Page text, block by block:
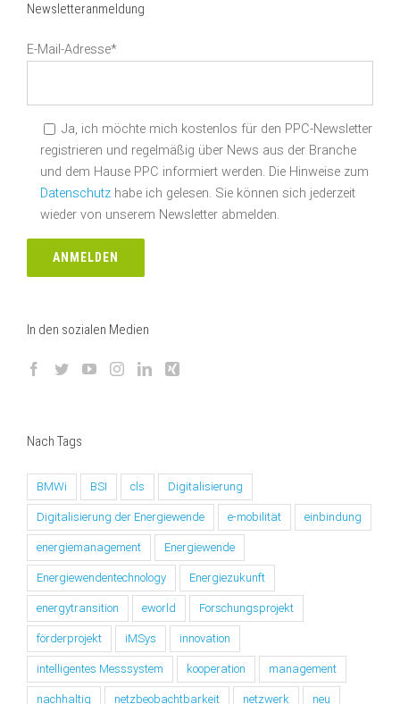
Newsletteranmeldung
E-Mail-Adresse*
Ja, ich möchte mich kostenlos für den PPC-Newsletter
registrieren und regelmäßig über News aus der Branche
und dem Hause PPC informiert werden. Die Hinweise zum
Datenschutzhabe ich gelesen. Sie können sich jederzeit
wieder von unserem Newsletter abmelden.
In den sozialen Medien
Nach Tags
BMWi BSI cls Digitalisierung
Digitalisierung der Energiewende e-mobilität einbindung
energiemanagement Energiewende
Energiewendentechnology Energiezukunft
energytransition eworld Forschungsprojekt
förderprojekt iMSys innovation
intelligentes Messsystem kooperation management
nachhaltig netzbeobachtbarkeit netzwerk neu